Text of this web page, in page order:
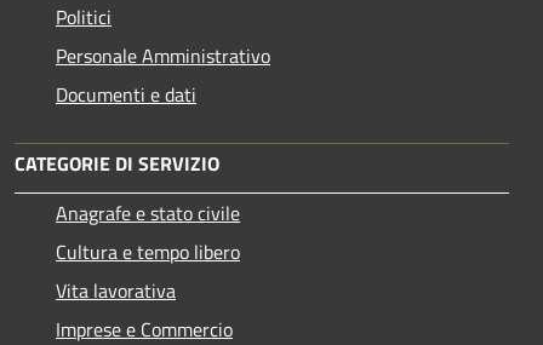
Politici
Personale Amministrativo
Documenti e dati
CATEGORIE DI SERVIZIO
Anagrafe e stato civile
Cultura e tempo libero
Vita lavorativa
Imprese e Commercio